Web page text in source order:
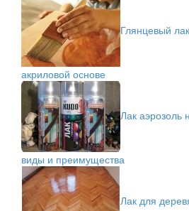
Глянцевый
акриловой основе
Лак аэрозоль
виды и преимущества
Лак для